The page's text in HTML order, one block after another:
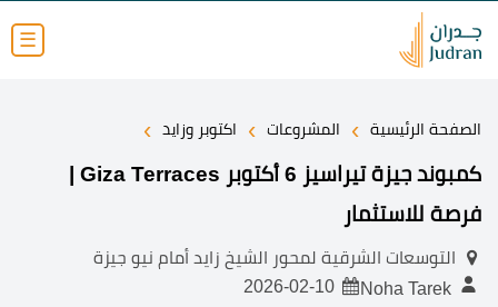
☰
الصفحة الرئيسية › المشروعات › اكتوبر وزايد ›
فرصة للاستثمار
التوسعات الشرقية لمحور الشيخ زايد أمام نيو جيزة
2026-02-10